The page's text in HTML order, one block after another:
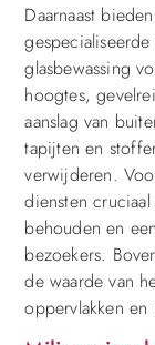
Daarnaast
glasbewassing
hoogtes,
aanslag van
tapijten en
verwijderen.
diensten
behouden en
bezoekers.
de waarde van
oppervlakken en